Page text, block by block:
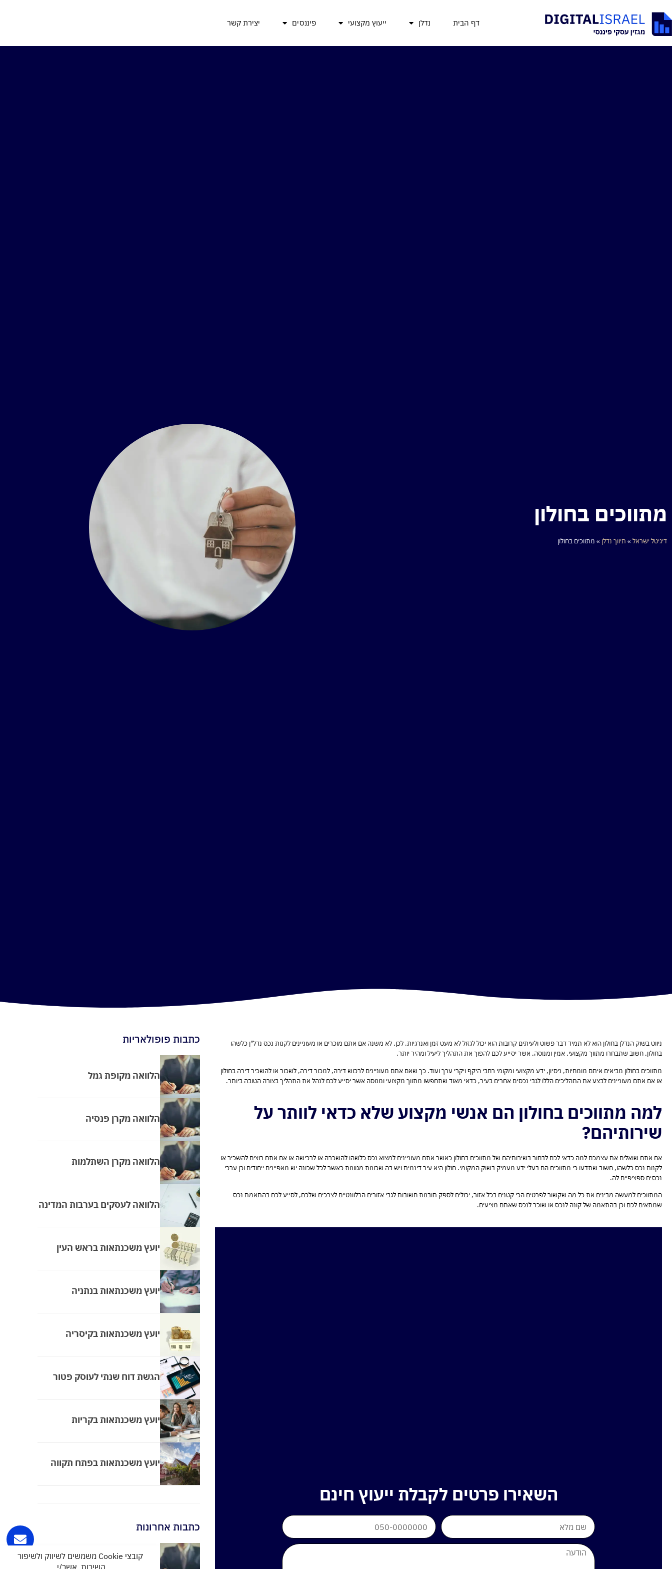
דף הבית נדלן ייעוץ מקצועי פיננסים יצירת קשר
מתווכים בחולון
דיגיטל ישראל » תיווך נדלן » מתווכים בחולון
ניווט בשוק הנדלן בחולון הוא לא תמיד דבר פשוט ולעיתים קרובות הוא יכול לגזול לא מעט זמן ואנרגיות. לכן, לא משנה אם אתם מוכרים או מעוניינים לקנות נכס נדל"ן כלשהו
בחולון, חשוב שתבחרו מתווך מקצועי, אמין ומנוסה, אשר יסייע לכם להפוך את התהליך ליעיל ומהיר יותר.
מתווכים בחולון מביאים איתם מומחיות, ניסיון, ידע מקצועי ומקומי רחבי היקף ויקרי ערך ועוד. כך שאם אתם מעוניינים לרכוש דירה, למכור דירה, לשכור או להשכיר דירה בחולון
או אם אתם מעוניינים לבצע את התהליכים הללו לגבי נכסים אחרים בעיר, כדאי מאוד שתחפשו מתווך מקצועי ומנוסה אשר יסייע לכם לנהל את התהליך בצורה הטובה ביותר.
למה מתווכים בחולון הם אנשי מקצוע שלא כדאי לוותר על
שירותיהם?
אם אתם שואלים את עצמכם למה כדאי לכם לבחור בשירותיהם של מתווכים בחולון כאשר אתם מעוניינים למצוא נכס כלשהו להשכרה או לרכישה או אם אתם רוצים להשכיר או
לקנות נכס כלשהו, חשוב שתדעו כי מתווכים הם בעלי ידע מעמיק בשוק המקומי. חולון היא עיר דינמית ויש בה שכונות מגוונות כאשר לכל שכונה יש מאפיינים ייחודים וכן ערכי
נכסים ספציפיים לה.
המתווכים למעשה מבינים את כל מה שקשור לפרטים הכי קטנים בכל אזור, יכולים לספק תובנות חשובות לגבי אזורים הרלוונטיים לצרכים שלכם, לסייע לכם בהתאמת נכס
שמתאים לכם וכן בהתאמה של קונה לנכס או שוכר לנכס שאתם מציעים.
השאירו פרטים לקבלת ייעוץ חינם
כתבות פופולאריות
הלוואה מקופת גמל
הלוואה מקרן פנסיה
הלוואה מקרן השתלמות
הלוואה לעסקים בערבות המדינה
יועץ משכנתאות בראש העין
יועץ משכנתאות בנתניה
יועץ משכנתאות בקיסריה
הגשת דוח שנתי לעוסק פטור
יועץ משכנתאות בקריות
יועץ משכנתאות בפתח תקווה
כתבות אחרונות
הלוואה מקופת גמל
קובצי Cookie משמשים לשיווק ולשיפור
השירות. אשר/י.